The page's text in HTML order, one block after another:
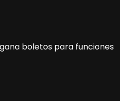
boletos para funciones